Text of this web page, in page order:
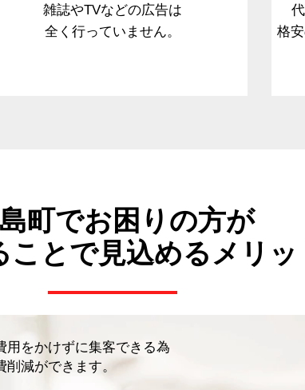
雑誌やTVなどの広告は
全く行っていません。
格
町でお困りの方が
ことで見込めるメリッ
用をかけずに集客できる為
削減ができます。